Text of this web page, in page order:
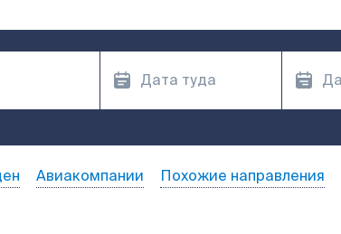
Авиакомпании Похожие направления